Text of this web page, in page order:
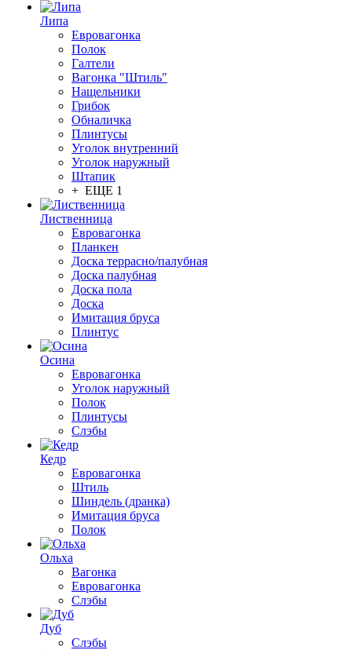
Липа
Евровагонка
Полок
Галтели
Вагонка "Штиль"
Нащельники
Грибок
Обналичка
Плинтусы
Уголок внутренний
Уголок наружный
Штапик
+ ЕЩЕ 1
Лиственница
Евровагонка
Планкен
Доска террасно/палубная
Доска палубная
Доска пола
Доска
Имитация бруса
Плинтус
Осина
Евровагонка
Уголок наружный
Полок
Плинтусы
Слэбы
Кедр
Евровагонка
Штиль
Шиндель (дранка)
Имитация бруса
Полок
Ольха
Вагонка
Евровагонка
Слэбы
Дуб
Слэбы